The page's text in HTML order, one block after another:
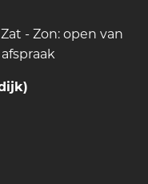
- Zon: open van